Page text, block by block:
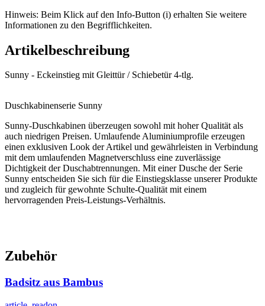
Hinweis: Beim Klick auf den Info-Button (i) erhalten Sie weitere
Informationen zu den Begrifflichkeiten.
Artikelbeschreibung
Sunny - Eckeinstieg mit Gleittür / Schiebetür 4-tlg.
Duschkabinenserie Sunny
Sunny-Duschkabinen überzeugen sowohl mit hoher Qualität als
auch niedrigen Preisen. Umlaufende Aluminiumprofile erzeugen
einen exklusiven Look der Artikel und gewährleisten in Verbindung
mit dem umlaufenden Magnetverschluss eine zuverlässige
Dichtigkeit der Duschabtrennungen. Mit einer Dusche der Serie
Sunny entscheiden Sie sich für die Einstiegsklasse unserer Produkte
und zugleich für gewohnte Schulte-Qualität mit einem
hervorragenden Preis-Leistungs-Verhältnis.
Zubehör
Badsitz aus Bambus